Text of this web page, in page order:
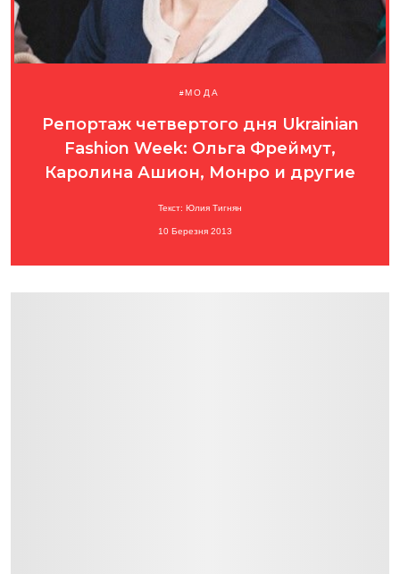
МОДА
Репортаж четвертого дня Ukrainian
Fashion Week: Ольга Фреймут,
Каролина Ашион, Монро и другие
Текст: Юлия Тигнян
10 Березня 2013